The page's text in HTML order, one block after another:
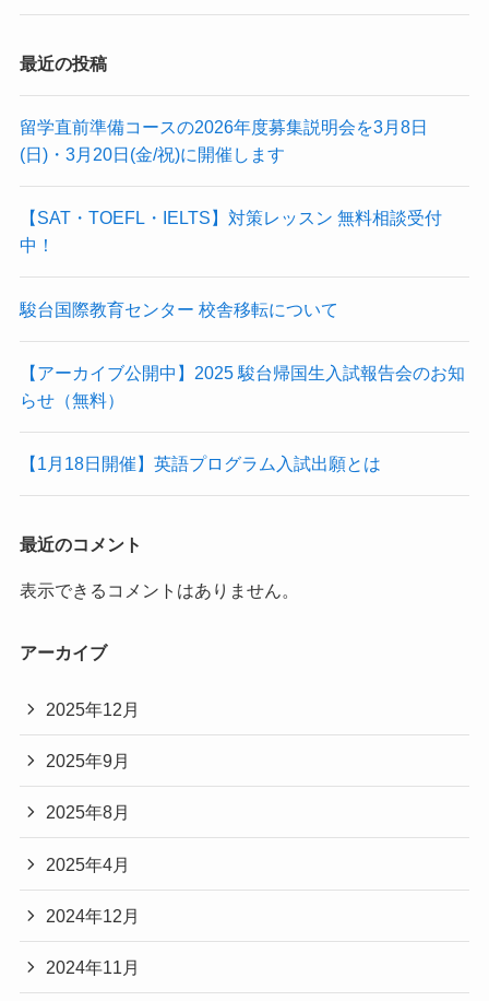
最近の投稿
留学直前準備コースの2026年度募集説明会を3月8日
(日)・3月20日(金/祝)に開催します
【SAT・TOEFL・IELTS】対策レッスン 無料相談受付
中！
駿台国際教育センター 校舎移転について
【アーカイブ公開中】2025 駿台帰国生入試報告会のお知
らせ（無料）
【1月18日開催】英語プログラム入試出願とは
最近のコメント
表示できるコメントはありません。
アーカイブ
2025年12月
2025年9月
2025年8月
2025年4月
2024年12月
2024年11月